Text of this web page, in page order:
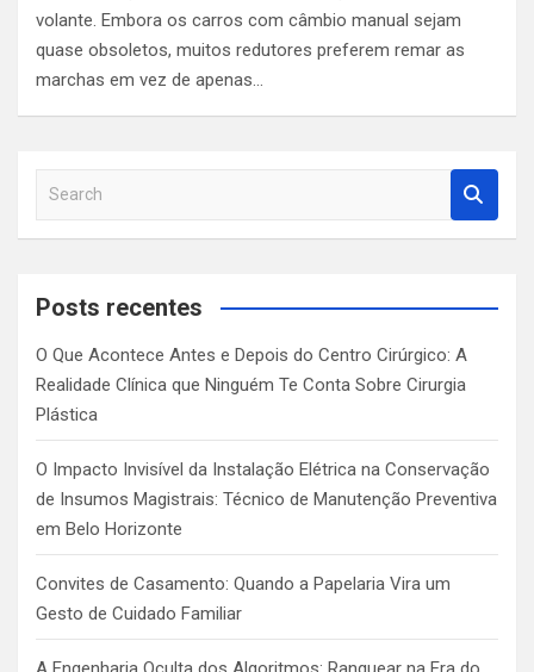
volante. Embora os carros com câmbio manual sejam
quase obsoletos, muitos redutores preferem remar as
marchas em vez de apenas…
a
c
Posts recentes
O Que Acontece Antes e Depois do Centro Cirúrgico: A
Realidade Clínica que Ninguém Te Conta Sobre Cirurgia
Plástica
O Impacto Invisível da Instalação Elétrica na Conservação
de Insumos Magistrais: Técnico de Manutenção Preventiva
em Belo Horizonte
Convites de Casamento: Quando a Papelaria Vira um
Gesto de Cuidado Familiar